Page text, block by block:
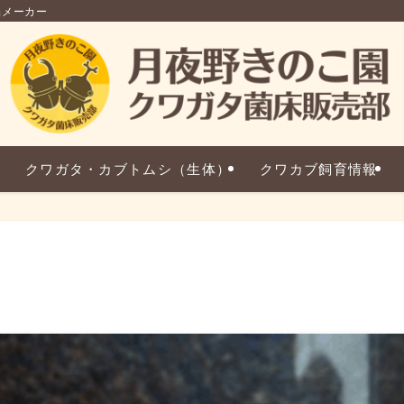
ーカー
クワガタ・カブトムシ（生体） クワカブ飼育情報